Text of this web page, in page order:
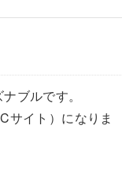
ブルです。
サイト）になりま